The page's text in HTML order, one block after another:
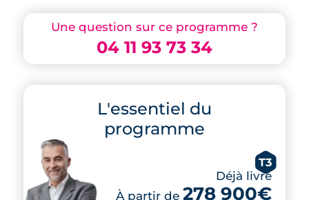
Une question sur ce programme ?
04 11 93 73 34
L'essentiel du
programme
T3
Déjà livré
À partir de 278 900€